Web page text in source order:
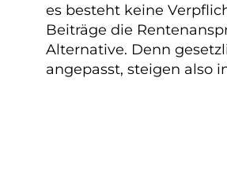
es besteht keine
Beiträge die
Alternative. Denn
angepasst, steigen also